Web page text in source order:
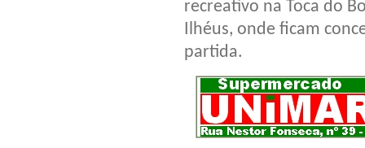
recreativo na Toca do
Ilhéus, onde ficam
partida.